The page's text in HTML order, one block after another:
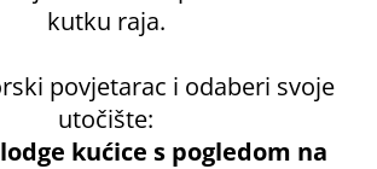
kutku raja.
povjetarac i odaberi svoje
utočište:
kućice s pogledom na